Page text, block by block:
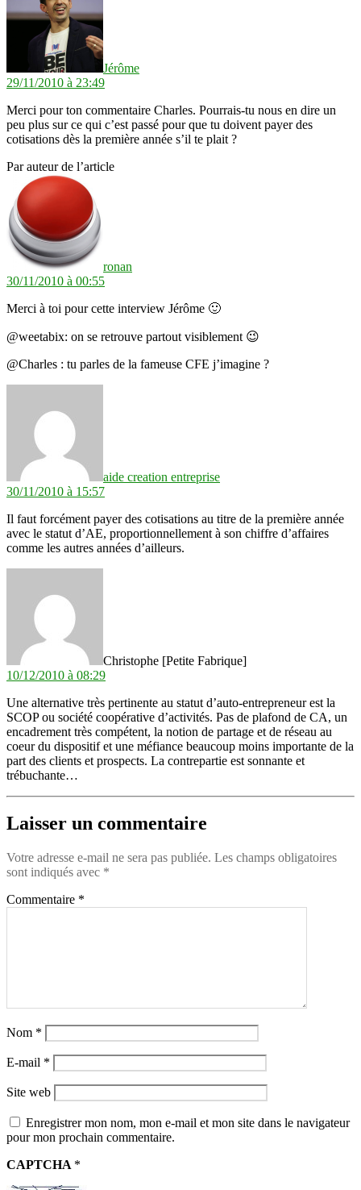
Jérôme
29/11/2010 à 23:49
Merci pour ton commentaire Charles. Pourrais-tu nous en dire un
peu plus sur ce qui c’est passé pour que tu doivent payer des
cotisations dès la première année s’il te plait ?
Par auteur de l’article
ronan
30/11/2010 à 00:55
Merci à toi pour cette interview Jérôme 🙂
@weetabix: on se retrouve partout visiblement 😉
@Charles : tu parles de la fameuse CFE j’imagine ?
aide creation entreprise
30/11/2010 à 15:57
Il faut forcément payer des cotisations au titre de la première année
avec le statut d’AE, proportionnellement à son chiffre d’affaires
comme les autres années d’ailleurs.
Christophe [Petite Fabrique]
10/12/2010 à 08:29
Une alternative très pertinente au statut d’auto-entrepreneur est la
SCOP ou société coopérative d’activités. Pas de plafond de CA, un
encadrement très compétent, la notion de partage et de réseau au
coeur du dispositif et une méfiance beaucoup moins importante de la
part des clients et prospects. La contrepartie est sonnante et
trébuchante…
Laisser un commentaire
Votre adresse e-mail ne sera pas publiée. Les champs obligatoires
sont indiqués avec *
Commentaire *
Nom *
E-mail *
Site web
Enregistrer mon nom, mon e-mail et mon site dans le navigateur
pour mon prochain commentaire.
CAPTCHA *